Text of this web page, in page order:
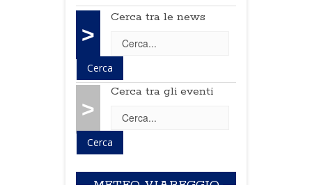
>
Cerca tra le news
>
Cerca tra gli eventi